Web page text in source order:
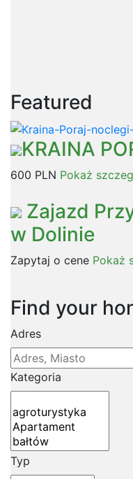
Featured
KRAINA
600 PLN Pokaż
Zajazd
w Dolinie
Zapytaj o cene Pokaż
Find your
Adres
Kategoria
Typ